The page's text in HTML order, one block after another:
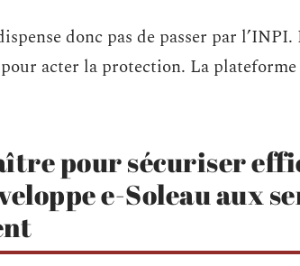
donc pas de passer par
acter la protection. La
pour sécuriser
e-Soleau aux